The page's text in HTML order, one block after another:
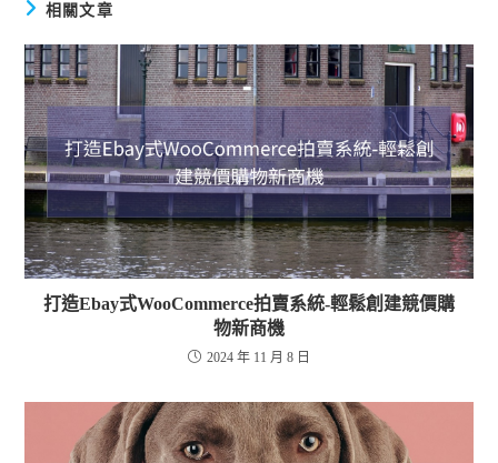
相關文章
打造Ebay式WooCommerce拍賣系統-輕鬆創建競價購
物新商機
2024 年 11 月 8 日